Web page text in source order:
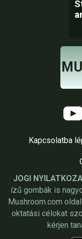
Kapcsolatba
JOGI
ízű gombák is
Mushroom.com
oktatási célokat
kérjen